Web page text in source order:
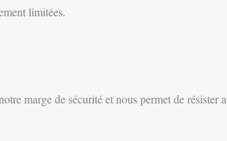
limitées.
marge de sécurité et nous permet de résister